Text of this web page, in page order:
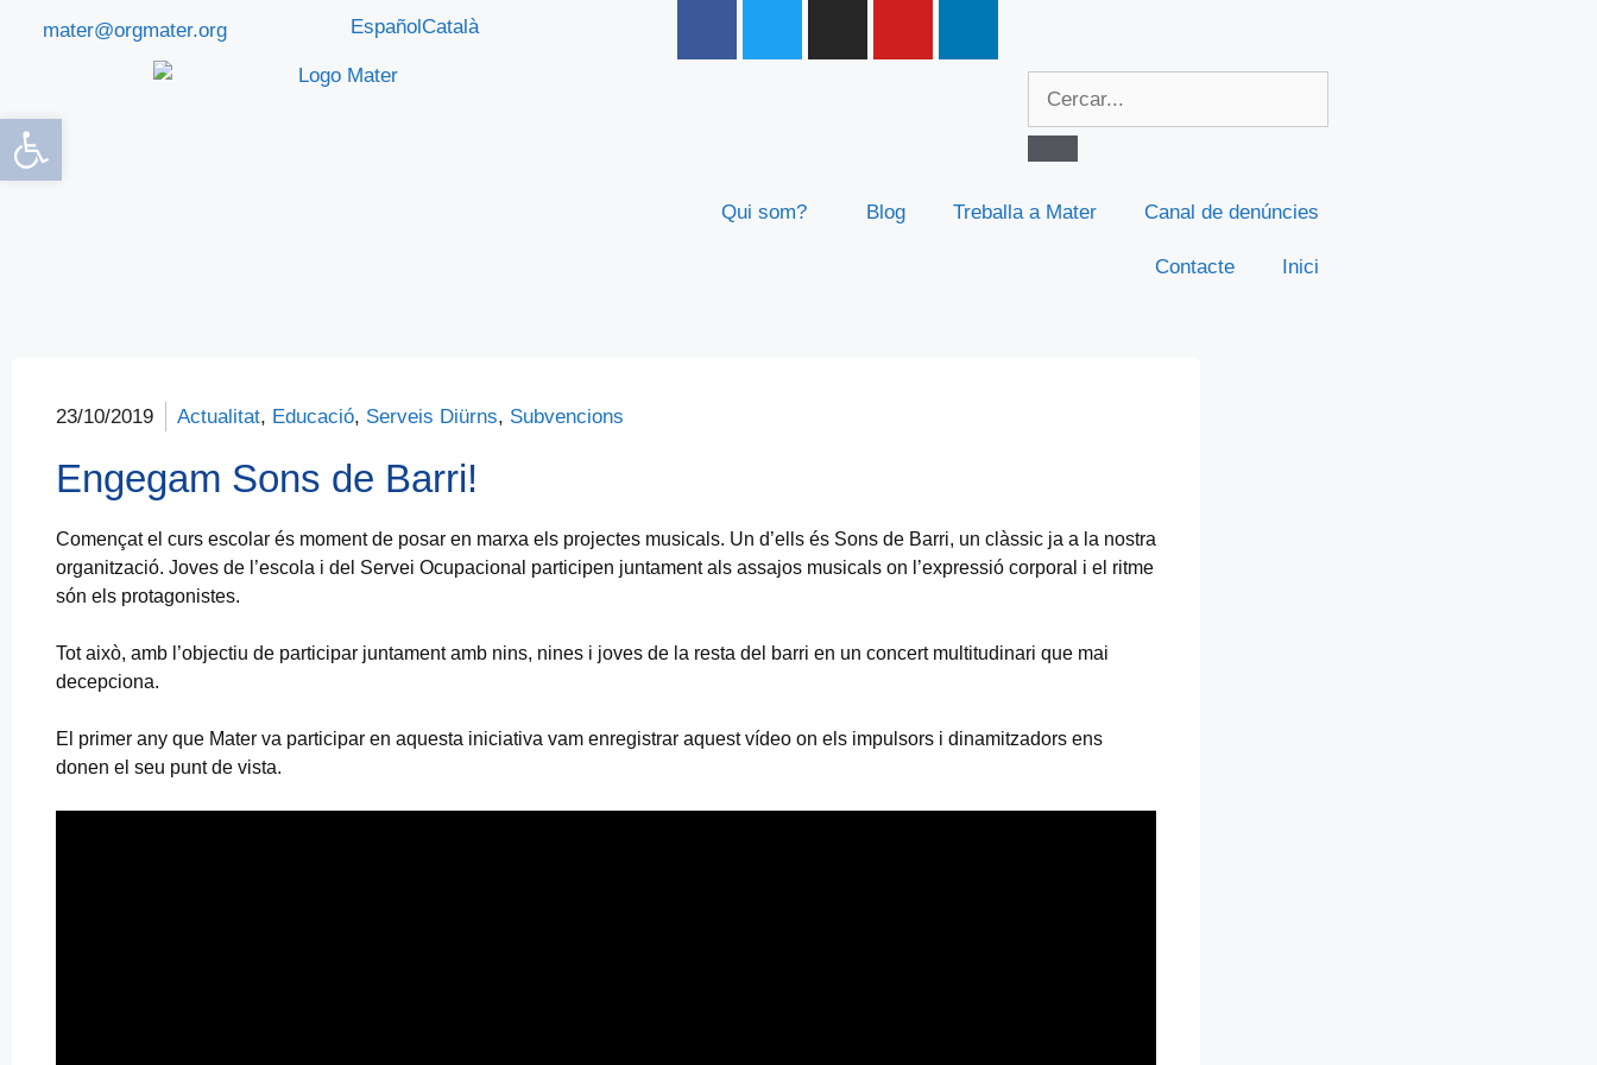
mater@orgmater.org EspañolCatalà
Qui som? Blog Treballa a Mater Canal de denúncies
Contacte Inici
23/10/2019 Actualitat, Educació, Serveis Diürns, Subvencions
Engegam Sons de Barri!
Començat el curs escolar és moment de posar en marxa els projectes musicals. Un d’ells és Sons de Barri, un clàssic ja a la nostra
organització. Joves de l’escola i del Servei Ocupacional participen juntament als assajos musicals on l’expressió corporal i el ritme
són els protagonistes.
Tot això, amb l’objectiu de participar juntament amb nins, nines i joves de la resta del barri en un concert multitudinari que mai
decepciona.
El primer any que Mater va participar en aquesta iniciativa vam enregistrar aquest vídeo on els impulsors i dinamitzadors ens
donen el seu punt de vista.
Obre la barra d'eines